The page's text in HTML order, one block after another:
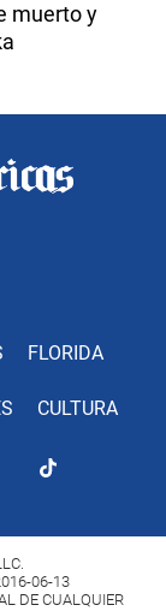
muerto y
FLORIDA
CULTURA
06-13
DE CUALQUIER